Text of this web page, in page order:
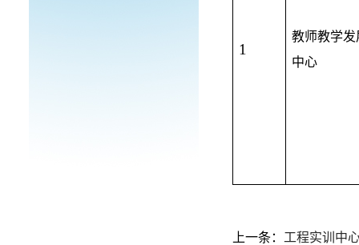
1
教师教学发
中心
上一条： 工程实训中